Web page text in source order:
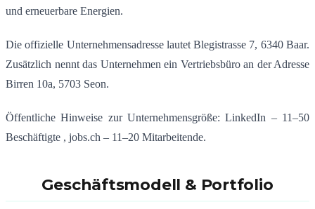
und erneuerbare Energien.
Die offizielle Unternehmensadresse lautet Blegistrasse 7, 6340 Baar.
Zusätzlich nennt das Unternehmen ein Vertriebsbüro an der Adresse
Birren 10a, 5703 Seon.
Öffentliche Hinweise zur Unternehmensgröße: LinkedIn – 11–50
Beschäftigte , jobs.ch – 11–20 Mitarbeitende.
Geschäftsmodell & Portfolio